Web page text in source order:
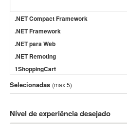
.NET Compact Framework
.NET Framework
.NET para Web
.NET Remoting
1ShoppingCart
3DS Max
3GSM
802.11
Selecionadas (max 5)
Nível de experiência desejado